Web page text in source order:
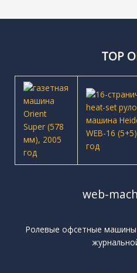
TOP
web-
Ролевые офсетные машины